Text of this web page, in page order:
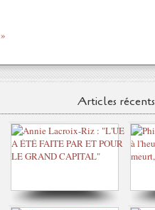
Articles récents